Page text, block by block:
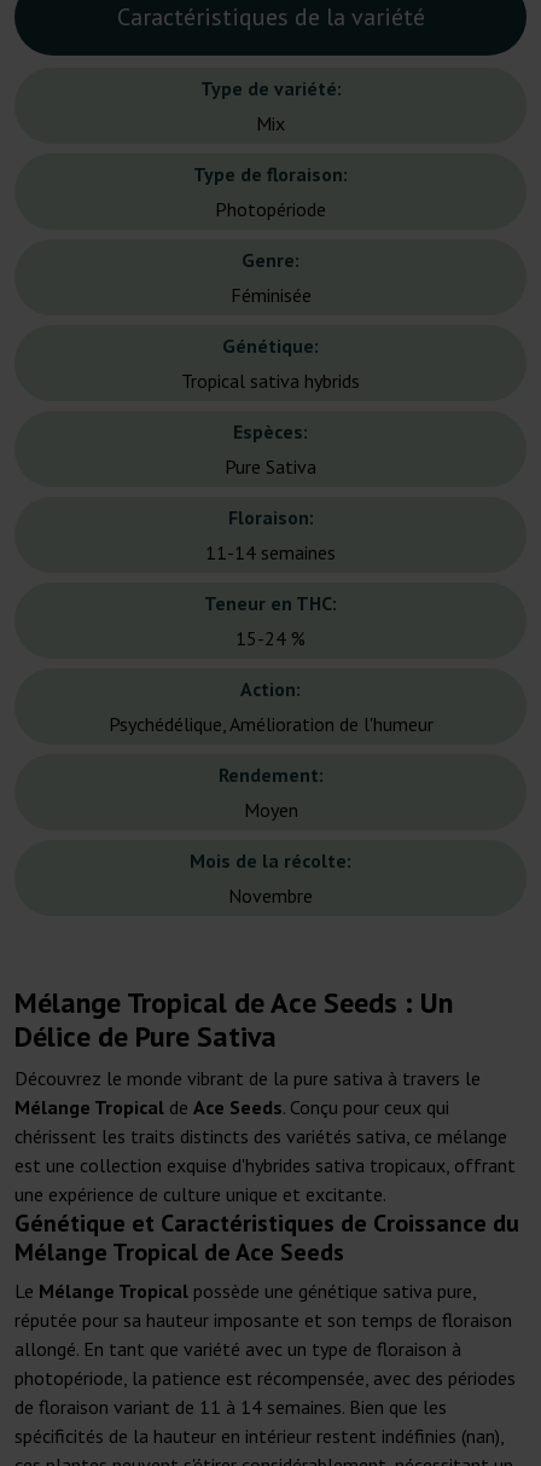
Caractéristiques de la variété
Type de variété:
Mix
Type de floraison:
Photopériode
Genre:
Féminisée
Génétique:
Tropical sativa hybrids
Espèces:
Pure Sativa
Floraison:
11-14 semaines
Teneur en THC:
15-24 %
Action:
Psychédélique, Amélioration de l'humeur
Rendement:
Moyen
Mois de la récolte:
Novembre
Mélange Tropical de Ace Seeds : Un
Délice de Pure Sativa
Découvrez le monde vibrant de la pure sativa à travers le
Mélange Tropical de Ace Seeds. Conçu pour ceux qui
chérissent les traits distincts des variétés sativa, ce mélange
est une collection exquise d'hybrides sativa tropicaux, offrant
une expérience de culture unique et excitante.
Génétique et Caractéristiques de Croissance du
Mélange Tropical de Ace Seeds
Le Mélange Tropical possède une génétique sativa pure,
réputée pour sa hauteur imposante et son temps de floraison
allongé. En tant que variété avec un type de floraison à
photopériode, la patience est récompensée, avec des périodes
de floraison variant de 11 à 14 semaines. Bien que les
spécificités de la hauteur en intérieur restent indéfinies (nan),